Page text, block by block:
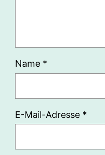
Name *
E-Mail-Adresse *